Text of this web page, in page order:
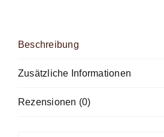
Beschreibung
Zusätzliche Informationen
Rezensionen (0)